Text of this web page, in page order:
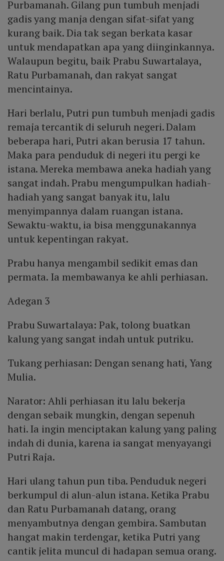
Purbamanah. Gilang pun tumbuh menjadi
gadis yang manja dengan sifat-sifat yang
kurang baik. Dia tak segan berkata kasar
untuk mendapatkan apa yang diinginkannya.
Walaupun begitu, baik Prabu Suwartalaya,
Ratu Purbamanah, dan rakyat sangat
mencintainya.
Hari berlalu, Putri pun tumbuh menjadi gadis
remaja tercantik di seluruh negeri. Dalam
beberapa hari, Putri akan berusia 17 tahun.
Maka para penduduk di negeri itu pergi ke
istana. Mereka membawa aneka hadiah yang
sangat indah. Prabu mengumpulkan hadiah-
hadiah yang sangat banyak itu, lalu
menyimpannya dalam ruangan istana.
Sewaktu-waktu, ia bisa menggunakannya
untuk kepentingan rakyat.
Prabu hanya mengambil sedikit emas dan
permata. Ia membawanya ke ahli perhiasan.
Adegan 3
Prabu Suwartalaya: Pak, tolong buatkan
kalung yang sangat indah untuk putriku.
Tukang perhiasan: Dengan senang hati, Yang
Mulia.
Narator: Ahli perhiasan itu lalu bekerja
dengan sebaik mungkin, dengan sepenuh
hati. Ia ingin menciptakan kalung yang paling
indah di dunia, karena ia sangat menyayangi
Putri Raja.
Hari ulang tahun pun tiba. Penduduk negeri
berkumpul di alun-alun istana. Ketika Prabu
dan Ratu Purbamanah datang, orang
menyambutnya dengan gembira. Sambutan
hangat makin terdengar, ketika Putri yang
cantik jelita muncul di hadapan semua orang.